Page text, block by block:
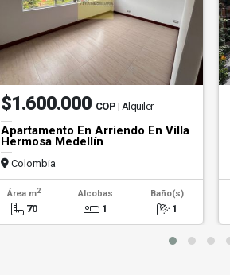
$1.600.000 COP | Alquiler
Apartamento En Arriendo En Villa
Hermosa Medellín
Colombia
Área m2
70
Alcobas
1
Baño(s)
1